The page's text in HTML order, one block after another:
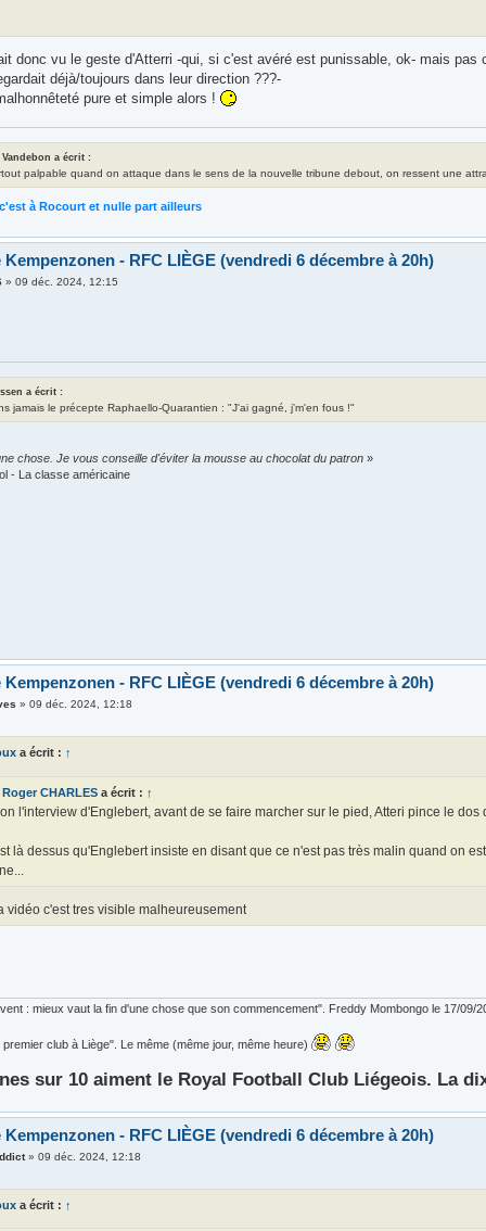
donc vu le geste d'Atterri -qui, si c'est avéré est punissable, ok- mais pas
déjà/toujours dans leur direction ???-
pure et simple alors !
a écrit :
palpable quand on attaque dans le sens de la nouvelle tribune debout, on ressent une
à Rocourt et nulle part ailleurs
Kempenzonen - RFC LIÈGE (vendredi 6 décembre à 20h)
»09 déc. 2024, 12:15
a écrit :
jamais le précepte Raphaello-Quarantien : "J'ai gagné, j'm'en fous !"
chose. Je vous conseille d'éviter la mousse au chocolat du patron »
- La classe américaine
Kempenzonen - RFC LIÈGE (vendredi 6 décembre à 20h)
»09 déc. 2024, 12:18
a écrit : ↑
Roger CHARLES a écrit : ↑
l'interview d'Englebert, avant de se faire marcher sur le pied, Atteri pince le dos
là dessus qu'Englebert insiste en disant que ce n'est pas très malin quand on
vidéo c'est tres visible malheureusement
: mieux vaut la fin d'une chose que son commencement". Freddy Mombongo le 17/09/
premier club à Liège". Le même (même jour, même heure)
sur 10 aiment le Royal Football Club Liégeois. La
Kempenzonen - RFC LIÈGE (vendredi 6 décembre à 20h)
»09 déc. 2024, 12:18
a écrit : ↑